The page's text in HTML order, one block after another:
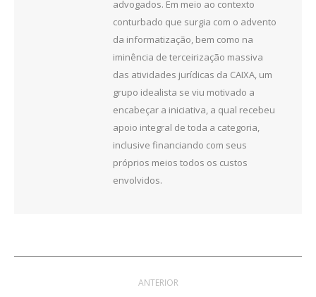
advogados. Em meio ao contexto
conturbado que surgia com o advento
da informatização, bem como na
iminência de terceirização massiva
das atividades jurídicas da CAIXA, um
grupo idealista se viu motivado a
encabeçar a iniciativa, a qual recebeu
apoio integral de toda a categoria,
inclusive financiando com seus
próprios meios todos os custos
envolvidos.
ANTERIOR